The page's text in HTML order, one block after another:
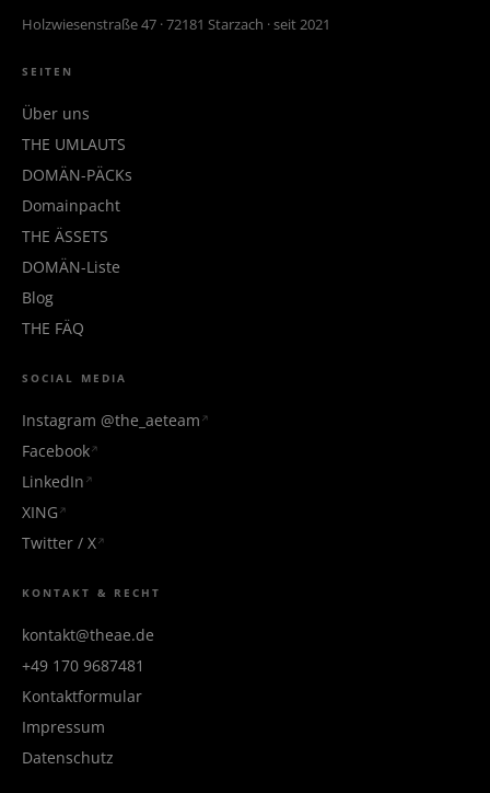
Holzwiesenstraße 47 · 72181 Starzach · seit 2021
SEITEN
Über uns
THE UMLAUTS
DOMÄN-PÄCKs
Domainpacht
THE ÄSSETS
DOMÄN-Liste
Blog
THE FÄQ
SOCIAL MEDIA
Instagram @the_aeteam
Facebook
LinkedIn
XING
Twitter / X
KONTAKT & RECHT
kontakt@theae.de
+49 170 9687481
Kontaktformular
Impressum
Datenschutz